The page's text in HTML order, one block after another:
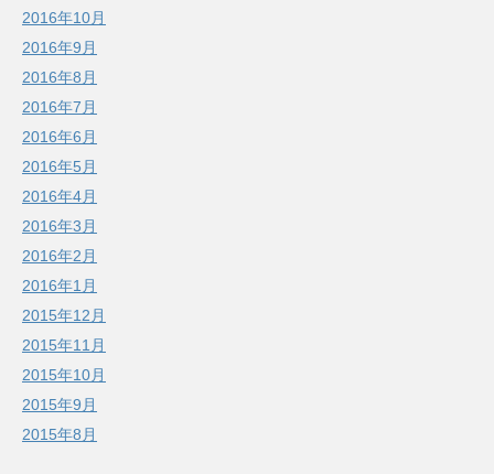
2016年10月
2016年9月
2016年8月
2016年7月
2016年6月
2016年5月
2016年4月
2016年3月
2016年2月
2016年1月
2015年12月
2015年11月
2015年10月
2015年9月
2015年8月